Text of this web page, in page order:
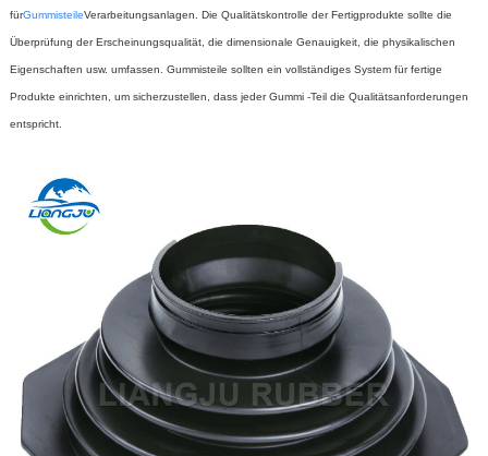
fürGummisteileVerarbeitungsanlagen. Die Qualitätskontrolle der Fertigprodukte sollte die
Überprüfung der Erscheinungsqualität, die dimensionale Genauigkeit, die physikalischen
Eigenschaften usw. umfassen. Gummisteile sollten ein vollständiges System für fertige
Produkte einrichten, um sicherzustellen, dass jeder Gummi -Teil die Qualitätsanforderungen
entspricht.